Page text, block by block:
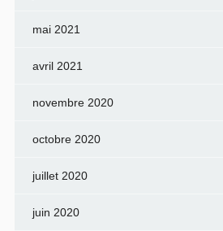
mai 2021
avril 2021
novembre 2020
octobre 2020
juillet 2020
juin 2020